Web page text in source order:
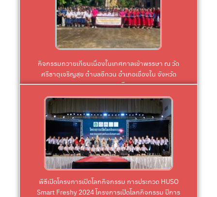
กิจกรรมถวายเทียนเนื่องในเทศกาลเข้าพรรษา ณ วัด
ศรีธาตุเจริญสุข ตำบลชีทวน อำเภอเขื่องใน จังหวัด
อุบลราชธานี
ดกิจกรรมถวายเทียนเนื่องในเทศกาลเข้าพรรษา ณ
วัดศรีธาตุเจริญสุข ตำบลชีทวน อำเภอเขื่องใน จังหวัด
อุบลราชธานี การจัดกิจกรรมในครั้งนี้มีวัตถุประสงค์
เพื่อส่งเสริมการอนุรักษ์ สืบสานประเพณีไทยและ
ประเพณีอันดีงามของท้องถิ่น
พิธีเปิดโครงการเปิดโลกกิจกรรม การประกวด HUSO
Smart Freshy 2024 โครงการเปิดโลกกิจกรรม ปีการ
พิธีเปิดโครงการเปิดโลกกิจกรรม การประกวด HUSO
Smart Freshy 2024 โครงการเปิดโลกกิจกรรม ปีการ
ศึกษา 2567 วันอังคารที่ 13 สิงหาคม 2567 ณ หอ
ประชุมไพรพะยอม มหาวิทยาลัยราชภัฏอุบลราชธานี
Click